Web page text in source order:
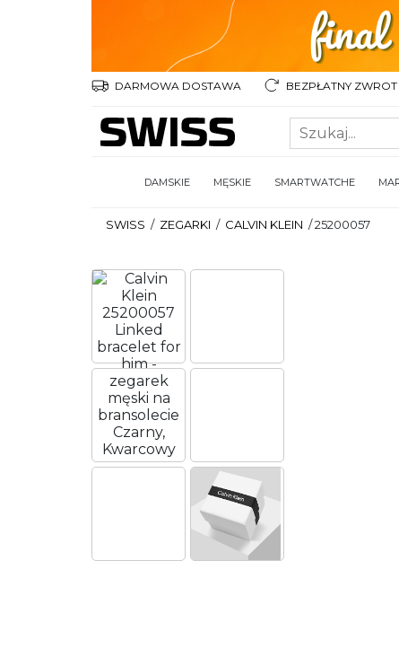
DARMOWA DOSTAWA BEZPŁATNY ZWROT
DAMSKIE MĘSKIE SMARTWATCHE
SWISS / ZEGARKI / CALVIN KLEIN /25200057